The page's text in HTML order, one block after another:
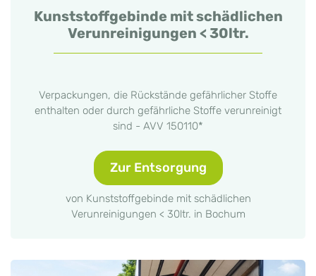
Kunststoffgebinde mit schädlichen
Verunreinigungen < 30ltr.
Verpackungen, die Rückstände gefährlicher Stoffe
enthalten oder durch gefährliche Stoffe verunreinigt
sind - AVV 150110*
Zur Entsorgung
von Kunststoffgebinde mit schädlichen
Verunreinigungen < 30ltr. in Bochum